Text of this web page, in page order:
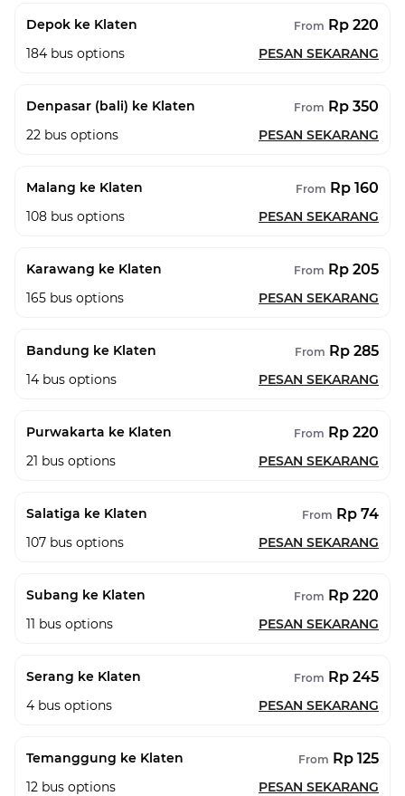
Depok ke Klaten From Rp 220
184 bus options PESAN SEKARANG
Denpasar (bali) ke Klaten From Rp 350
22 bus options PESAN SEKARANG
Malang ke Klaten From Rp 160
108 bus options PESAN SEKARANG
Karawang ke Klaten From Rp 205
165 bus options PESAN SEKARANG
Bandung ke Klaten From Rp 285
14 bus options PESAN SEKARANG
Purwakarta ke Klaten From Rp 220
21 bus options PESAN SEKARANG
Salatiga ke Klaten From Rp 74
107 bus options PESAN SEKARANG
Subang ke Klaten From Rp 220
11 bus options PESAN SEKARANG
Serang ke Klaten From Rp 245
4 bus options PESAN SEKARANG
Temanggung ke Klaten From Rp 125
12 bus options PESAN SEKARANG